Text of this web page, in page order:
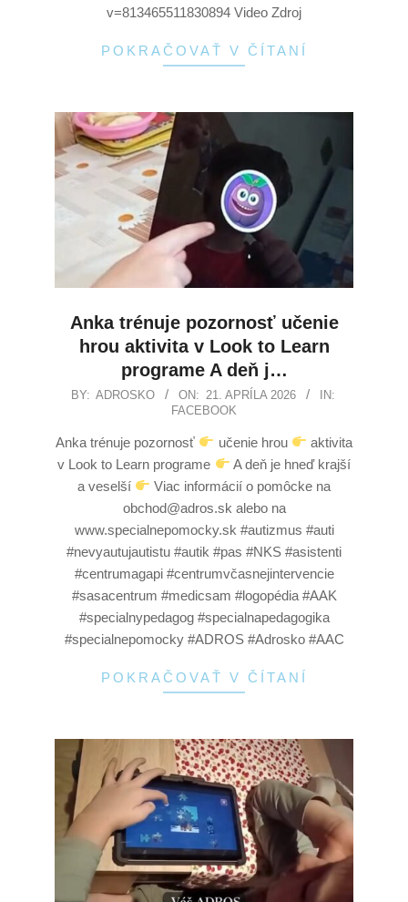
v=813465511830894 Video Zdroj
POKRAČOVAŤ V ČÍTANÍ
Anka trénuje pozornosť učenie
hrou aktivita v Look to Learn
programe A deň j…
BY: ADROSKO ON: 21. APRÍLA 2026
IN:
FACEBOOK
Anka trénuje pozornosť učenie hrou
aktivita
v Look to Learn programe
A deň je hneď krajší
a veselší
Viac informácií o pomôcke na
obchod@adros.sk alebo na
www.specialnepomocky.sk #autizmus #auti
#nevyautujautistu #autik #pas #NKS #asistenti
#centrumagapi #centrumvčasnejintervencie
#sasacentrum #medicsam #logopédia #AAK
#specialnypedagog #specialnapedagogika
#specialnepomocky #ADROS #Adrosko #AAC
POKRAČOVAŤ V ČÍTANÍ